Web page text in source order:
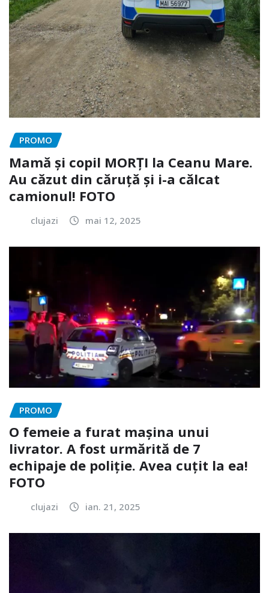
PROMO
Mamă și copil MORȚI la Ceanu Mare.
Au căzut din căruță și i-a călcat
camionul! FOTO
clujazi mai 12, 2025
PROMO
O femeie a furat mașina unui
livrator. A fost urmărită de 7
echipaje de poliție. Avea cuțit la ea!
FOTO
clujazi ian. 21, 2025